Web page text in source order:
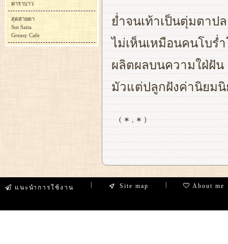
ย่ำจนเท้าเป็นตุ่มตาป
ไม่เห็นเหมือนคนโบร่
ผลิตผลบนความใฝ่ฝัน
มัวแต่ปลูกฝังค่านิยม
( ∗ , ∗ )
คาราบาว
สุดสายตา
Sut Saita
Greasy Cafe
แนะนำการใช้งาน Site map About me